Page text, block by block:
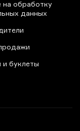
на обработку
данных
и буклеты